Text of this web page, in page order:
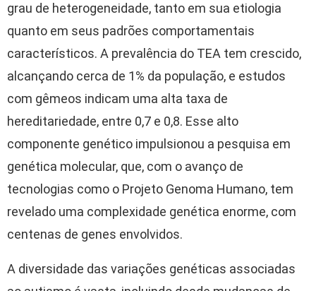
grau de heterogeneidade, tanto em sua etiologia
quanto em seus padrões comportamentais
característicos. A prevalência do TEA tem crescido,
alcançando cerca de 1% da população, e estudos
com gêmeos indicam uma alta taxa de
hereditariedade, entre 0,7 e 0,8. Esse alto
componente genético impulsionou a pesquisa em
genética molecular, que, com o avanço de
tecnologias como o Projeto Genoma Humano, tem
revelado uma complexidade genética enorme, com
centenas de genes envolvidos.
A diversidade das variações genéticas associadas